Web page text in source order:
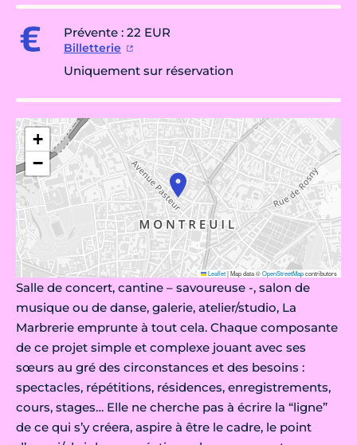
Prévente : 22 EUR
Billetterie
Uniquement sur réservation
+
−
Leaflet|Map data ©OpenStreetMapcontributors
Salle de concert, cantine – savoureuse -, salon de
musique ou de danse, galerie, atelier/studio, La
Marbrerie emprunte à tout cela. Chaque composante
de ce projet simple et complexe jouant avec ses
sœurs au gré des circonstances et des besoins :
spectacles, répétitions, résidences, enregistrements,
cours, stages… Elle ne cherche pas à écrire la “ligne”
de ce qui s’y créera, aspire à être le cadre, le point